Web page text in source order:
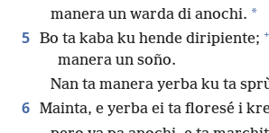
manera un warda di anochi. *
5 Bo ta kaba ku hende diripiente; +
manera un soño.
Nan ta manera yerba ku ta
6 Mainta, e yerba ei ta floresé i